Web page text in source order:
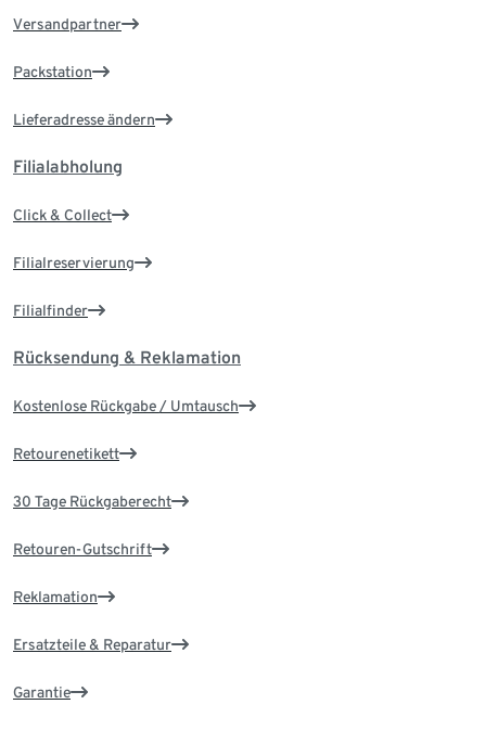
Versandpartner
Packstation
Lieferadresse ändern
Filialabholung
Click & Collect
Filialreservierung
Filialfinder
Rücksendung & Reklamation
Kostenlose Rückgabe / Umtausch
Retourenetikett
30 Tage Rückgaberecht
Retouren-Gutschrift
Reklamation
Ersatzteile & Reparatur
Garantie